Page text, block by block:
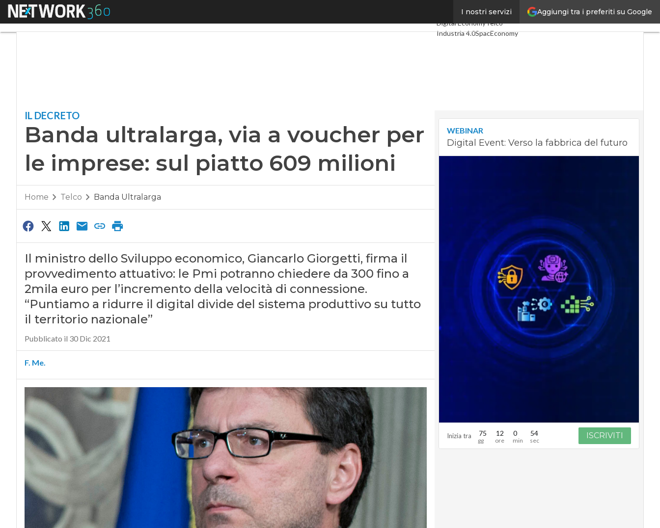
Aggiungi tra i preferiti su Google
I nostri servizi
Menu
Ultimi articoli
Digital EconomyTelco
Industria 4.0SpacEconomy
IL DECRETO
Banda ultralarga, via a voucher per
le imprese: sul piatto 609 milioni
Home Telco Banda Ultralarga
Il ministro dello Sviluppo economico, Giancarlo Giorgetti, firma il
provvedimento attuativo: le Pmi potranno chiedere da 300 fino a
2mila euro per l’incremento della velocità di connessione.
“Puntiamo a ridurre il digital divide del sistema produttivo su tutto
il territorio nazionale”
Pubblicato il 30 Dic 2021
F. Me.
WEBINAR
Digital Event: Verso la fabbrica del futuro
Inizia tra 75 12 0 53 ISCRIVITI